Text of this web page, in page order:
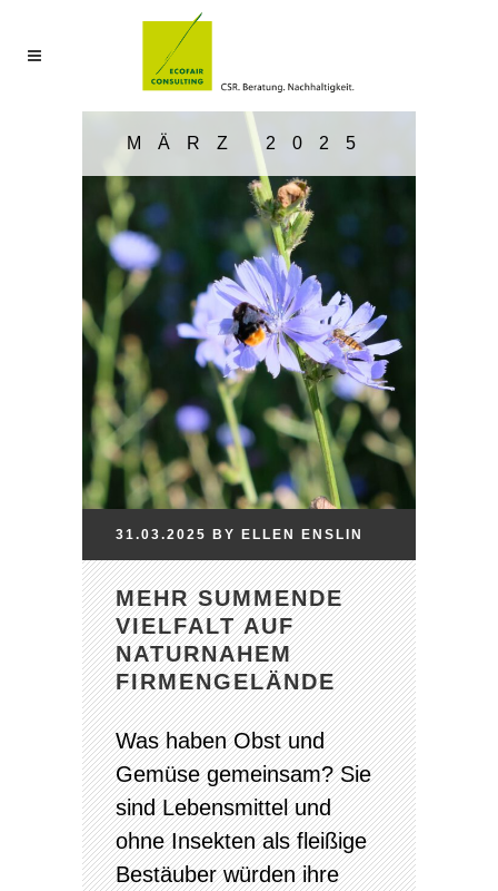
MÄRZ 2025
31.03.2025 BY ELLEN ENSLIN
MEHR SUMMENDE
VIELFALT AUF
NATURNAHEM
FIRMENGELÄNDE
Was haben Obst und
Gemüse gemeinsam? Sie
sind Lebensmittel und
ohne Insekten als fleißige
Bestäuber würden ihre